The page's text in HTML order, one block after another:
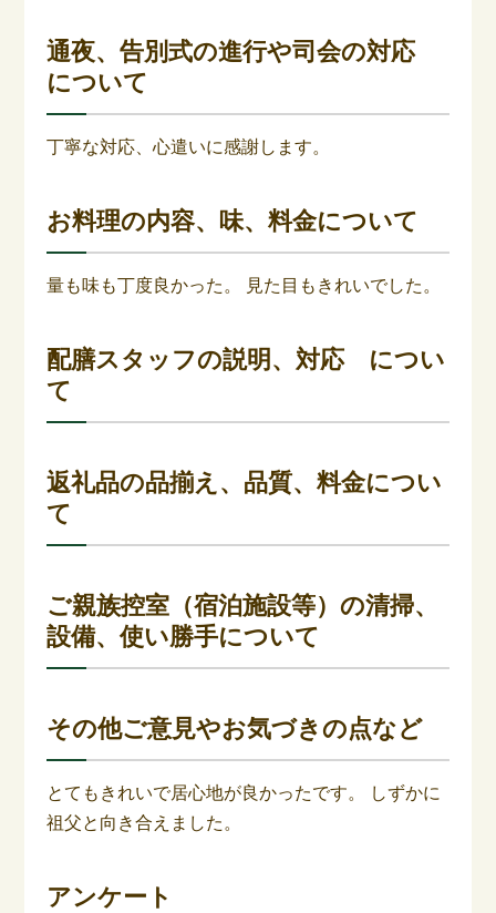
通夜、告別式の進行や司会の対応
について
丁寧な対応、心遣いに感謝します。
お料理の内容、味、料金について
量も味も丁度良かった。 見た目もきれいでした。
配膳スタッフの説明、対応 につい
て
返礼品の品揃え、品質、料金につい
て
ご親族控室（宿泊施設等）の清掃、
設備、使い勝手について
その他ご意見やお気づきの点など
とてもきれいで居心地が良かったです。 しずかに
祖父と向き合えました。
アンケート